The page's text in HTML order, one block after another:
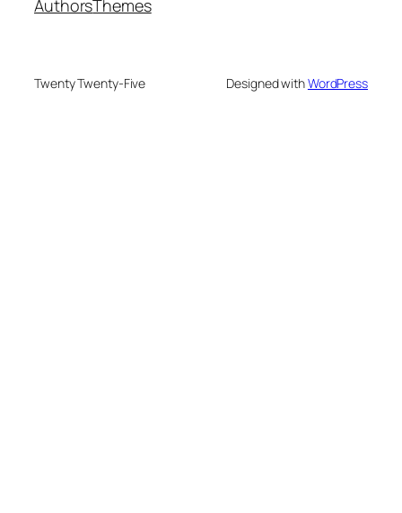
AuthorsThemes
Twenty Twenty-Five Designed withWordPress